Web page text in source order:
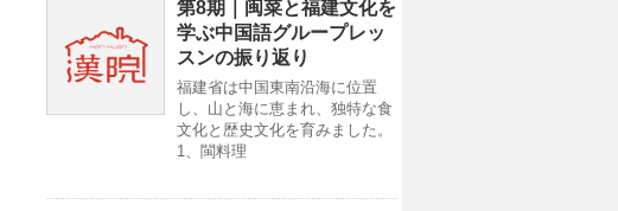
第8期｜闽菜と福建文化を
学ぶ中国語グループレッ
スンの振り返り
福建省は中国東南沿海に位置
し、山と海に恵まれ、独特な食
文化と歴史文化を育みました。
1、閩料理